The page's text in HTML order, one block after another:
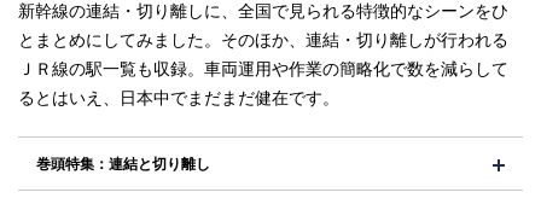
新幹線の連結・切り離しに、全国で見られる特徴的なシーンをひ
とまとめにしてみました。そのほか、連結・切り離しが行われる
ＪＲ線の駅一覧も収録。車両運用や作業の簡略化で数を減らして
るとはいえ、日本中でまだまだ健在です。
巻頭特集：連結と切り離し